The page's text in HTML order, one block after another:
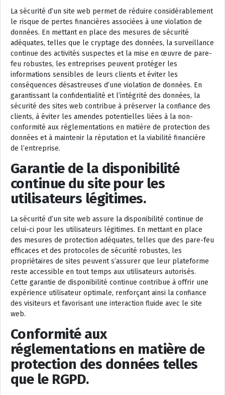
La sécurité d’un site web permet de réduire considérablement
le risque de pertes financières associées à une violation de
données. En mettant en place des mesures de sécurité
adéquates, telles que le cryptage des données, la surveillance
continue des activités suspectes et la mise en œuvre de pare-
feu robustes, les entreprises peuvent protéger les
informations sensibles de leurs clients et éviter les
conséquences désastreuses d’une violation de données. En
garantissant la confidentialité et l’intégrité des données, la
sécurité des sites web contribue à préserver la confiance des
clients, à éviter les amendes potentielles liées à la non-
conformité aux réglementations en matière de protection des
données et à maintenir la réputation et la viabilité financière
de l’entreprise.
Garantie de la disponibilité
continue du site pour les
utilisateurs légitimes.
La sécurité d’un site web assure la disponibilité continue de
celui-ci pour les utilisateurs légitimes. En mettant en place
des mesures de protection adéquates, telles que des pare-feu
efficaces et des protocoles de sécurité robustes, les
propriétaires de sites peuvent s’assurer que leur plateforme
reste accessible en tout temps aux utilisateurs autorisés.
Cette garantie de disponibilité continue contribue à offrir une
expérience utilisateur optimale, renforçant ainsi la confiance
des visiteurs et favorisant une interaction fluide avec le site
web.
Conformité aux
réglementations en matière de
protection des données telles
que le RGPD.